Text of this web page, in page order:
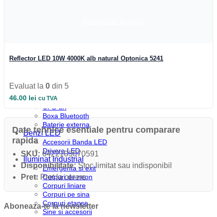
Profile scari
Profile sticla
Incarcatoare
Suport telefon si tableta
UPS-uri
Boxa Bluetooth
Baterie externa
Benzi LED
Accesorii Banda LED
Drivere LED
Iluminat Industrial
Emergenta si exit
Corpuri de neon
Corpuri liniare
Corpuri pe sina
Corpuri etanse
Sine si accesorii
Reflector LED 10W 4000K alb natural Optonica 5241
Evaluat la 0 din 5
46.00 lei cu TVA
Date tehnice esentiale pentru comparare
rapida
SKU: 6422103070591
Disponibilitate:Stoc limitat sau indisponibil
Pret: Pret la cerere
Aboneaza-te la newsletter